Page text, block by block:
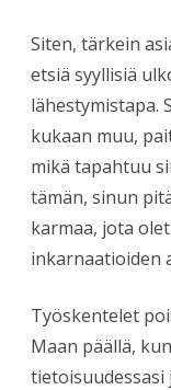
Siten, tärkein
etsiä syyllisiä
lähestymistapa.
kukaan muu,
mikä tapahtuu
tämän, sinun
karmaa, jota
inkarnaatioiden
Työskentelet
Maan päällä,
tietoisuudessasi